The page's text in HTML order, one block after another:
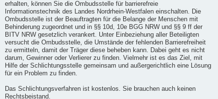
erhalten, können Sie die Ombudsstelle für barrierefreie
Informationstechnik des Landes Nordrhein-Westfalen einschalten. Die
Ombudsstelle ist der Beauftragten für die Belange der Menschen mit
Behinderung zugeordnet und in §§ 10d, 10e BGG NRW und §§ 9 ff der
BITV NRW gesetzlich verankert. Unter Einbeziehung aller Beteiligten
versucht die Ombudsstelle, die Umstände der fehlenden Barrierefreiheit
zu ermitteln, damit der Träger diese beheben kann. Dabei geht es nicht
darum, Gewinner oder Verlierer zu finden. Vielmehr ist es das Ziel, mit
Hilfe der Schlichtungsstelle gemeinsam und außergerichtlich eine Lösung
für ein Problem zu finden.
Das Schlichtungsverfahren ist kostenlos. Sie brauchen auch keinen
Rechtsbeistand.